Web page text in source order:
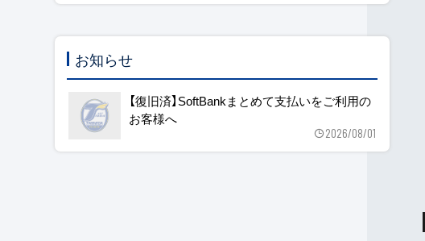
お知らせ
【復旧済】SoftBankまとめて支払いをご利用の
お客様へ
2026/08/01